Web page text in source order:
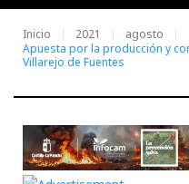
Inicio 2021 agosto
Apuesta por la producción y
Villarejo de Fuentes